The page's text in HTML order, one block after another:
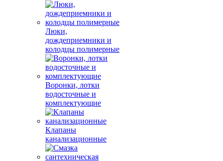
Люки,
дождеприемники и
колодцы полимерные
Воронки, лотки
водосточные и
комплектующие
Клапаны
канализационные